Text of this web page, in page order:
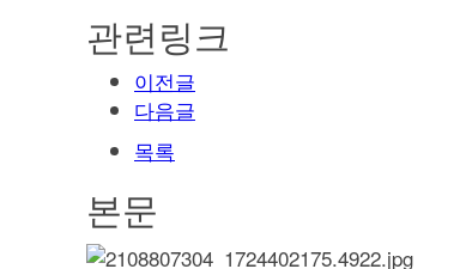
관련링크
이전글
다음글
목록
본문